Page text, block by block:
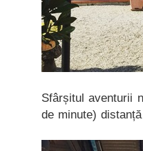
Sfârșitul aventurii
de minute)